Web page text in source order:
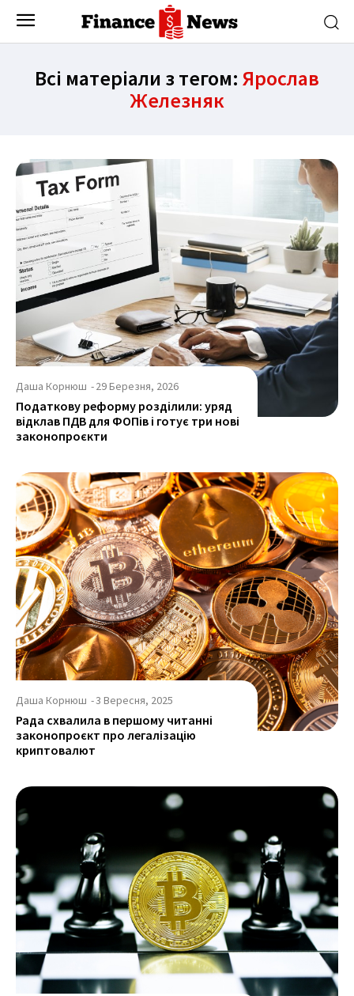
Всі матеріали з тегом: Ярослав
Железняк
Даша Корнюш -29 Березня, 2026
Податкову реформу розділили: уряд
відклав ПДВ для ФОПів і готує три нові
законопроєкти
Даша Корнюш -3 Вересня, 2025
Рада схвалила в першому читанні
законопроєкт про легалізацію
криптовалют